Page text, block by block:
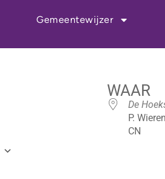
Gemeentewijzer
WAAR
De
P.
CN